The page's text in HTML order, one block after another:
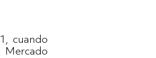
cuando
Mercado